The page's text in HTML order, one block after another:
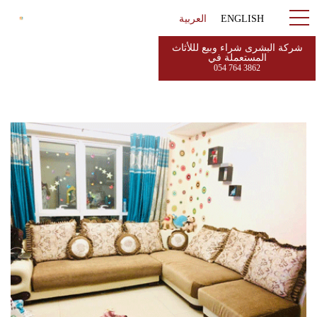
العربية ENGLISH
شركة البشرى شراء وبيع لللأثاث
المستعملة في
054 764 3862